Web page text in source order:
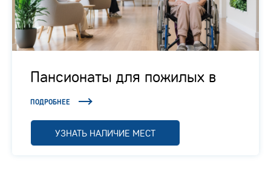
Пансионаты для пожилых в
Подмосковье
ПОДРОБНЕЕ
УЗНАТЬ НАЛИЧИЕ МЕСТ